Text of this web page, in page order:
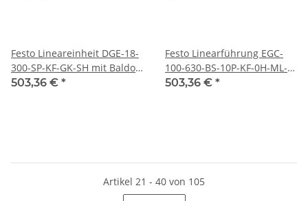
Festo Lineareinheit DGE-18-
300-SP-KF-GK-SH mit Baldor
BSM1R-01-40-701
503,36 € *
Festo Linearführung EGC-
100-630-BS-10P-KF-0H-ML-
GK #used
503,36 € *
Artikel 21 - 40 von 105